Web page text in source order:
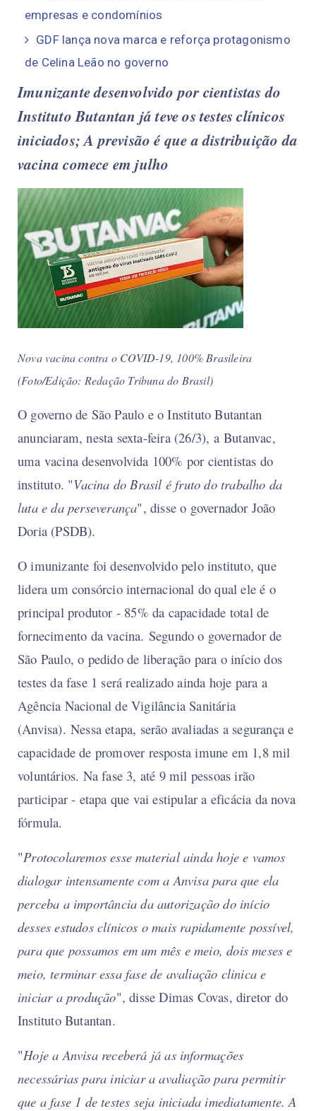
empresas e condomínios
GDF lança nova marca e reforça protagonismo
de Celina Leão no governo
Imunizante desenvolvido por cientistas do
Instituto Butantan já teve os testes clínicos
iniciados; A previsão é que a distribuição da
vacina comece em julho
Nova vacina contra o COVID-19, 100% Brasileira
(Foto/Edição: Redação Tribuna do Brasil)
O governo de São Paulo e o Instituto Butantan
anunciaram, nesta sexta-feira (26/3), a Butanvac,
uma vacina desenvolvida 100% por cientistas do
instituto. "Vacina do Brasil é fruto do trabalho da
luta e da perseverança", disse o governador João
Doria (PSDB).
O imunizante foi desenvolvido pelo instituto, que
lidera um consórcio internacional do qual ele é o
principal produtor - 85% da capacidade total de
fornecimento da vacina. Segundo o governador de
São Paulo, o pedido de liberação para o início dos
testes da fase 1 será realizado ainda hoje para a
Agência Nacional de Vigilância Sanitária
(Anvisa). Nessa etapa, serão avaliadas a segurança e
capacidade de promover resposta imune em 1,8 mil
voluntários. Na fase 3, até 9 mil pessoas irão
participar - etapa que vai estipular a eficácia da nova
fórmula.
"Protocolaremos esse material ainda hoje e vamos
dialogar intensamente com a Anvisa para que ela
perceba a importância da autorização do início
desses estudos clínicos o mais rapidamente possível,
para que possamos em um mês e meio, dois meses e
meio, terminar essa fase de avaliação clinica e
iniciar a produção", disse Dimas Covas, diretor do
Instituto Butantan.
"Hoje a Anvisa receberá já as informações
necessárias para iniciar a avaliação para permitir
que a fase 1 de testes seja iniciada imediatamente. A